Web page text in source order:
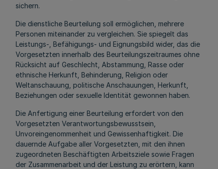
sichern.
Die dienstliche Beurteilung soll ermöglichen, mehrere
Personen miteinander zu vergleichen. Sie spiegelt das
Leistungs-, Befähigungs- und Eignungsbild wider, das die
Vorgesetzten innerhalb des Beurteilungszeitraumes ohne
Rücksicht auf Geschlecht, Abstammung, Rasse oder
ethnische Herkunft, Behinderung, Religion oder
Weltanschauung, politische Anschauungen, Herkunft,
Beziehungen oder sexuelle Identität gewonnen haben.
Die Anfertigung einer Beurteilung erfordert von den
Vorgesetzten Verantwortungsbewusstsein,
Unvoreingenommenheit und Gewissenhaftigkeit. Die
dauernde Aufgabe aller Vorgesetzten, mit den ihnen
zugeordneten Beschäftigten Arbeitsziele sowie Fragen
der Zusammenarbeit und der Leistung zu erörtern, kann